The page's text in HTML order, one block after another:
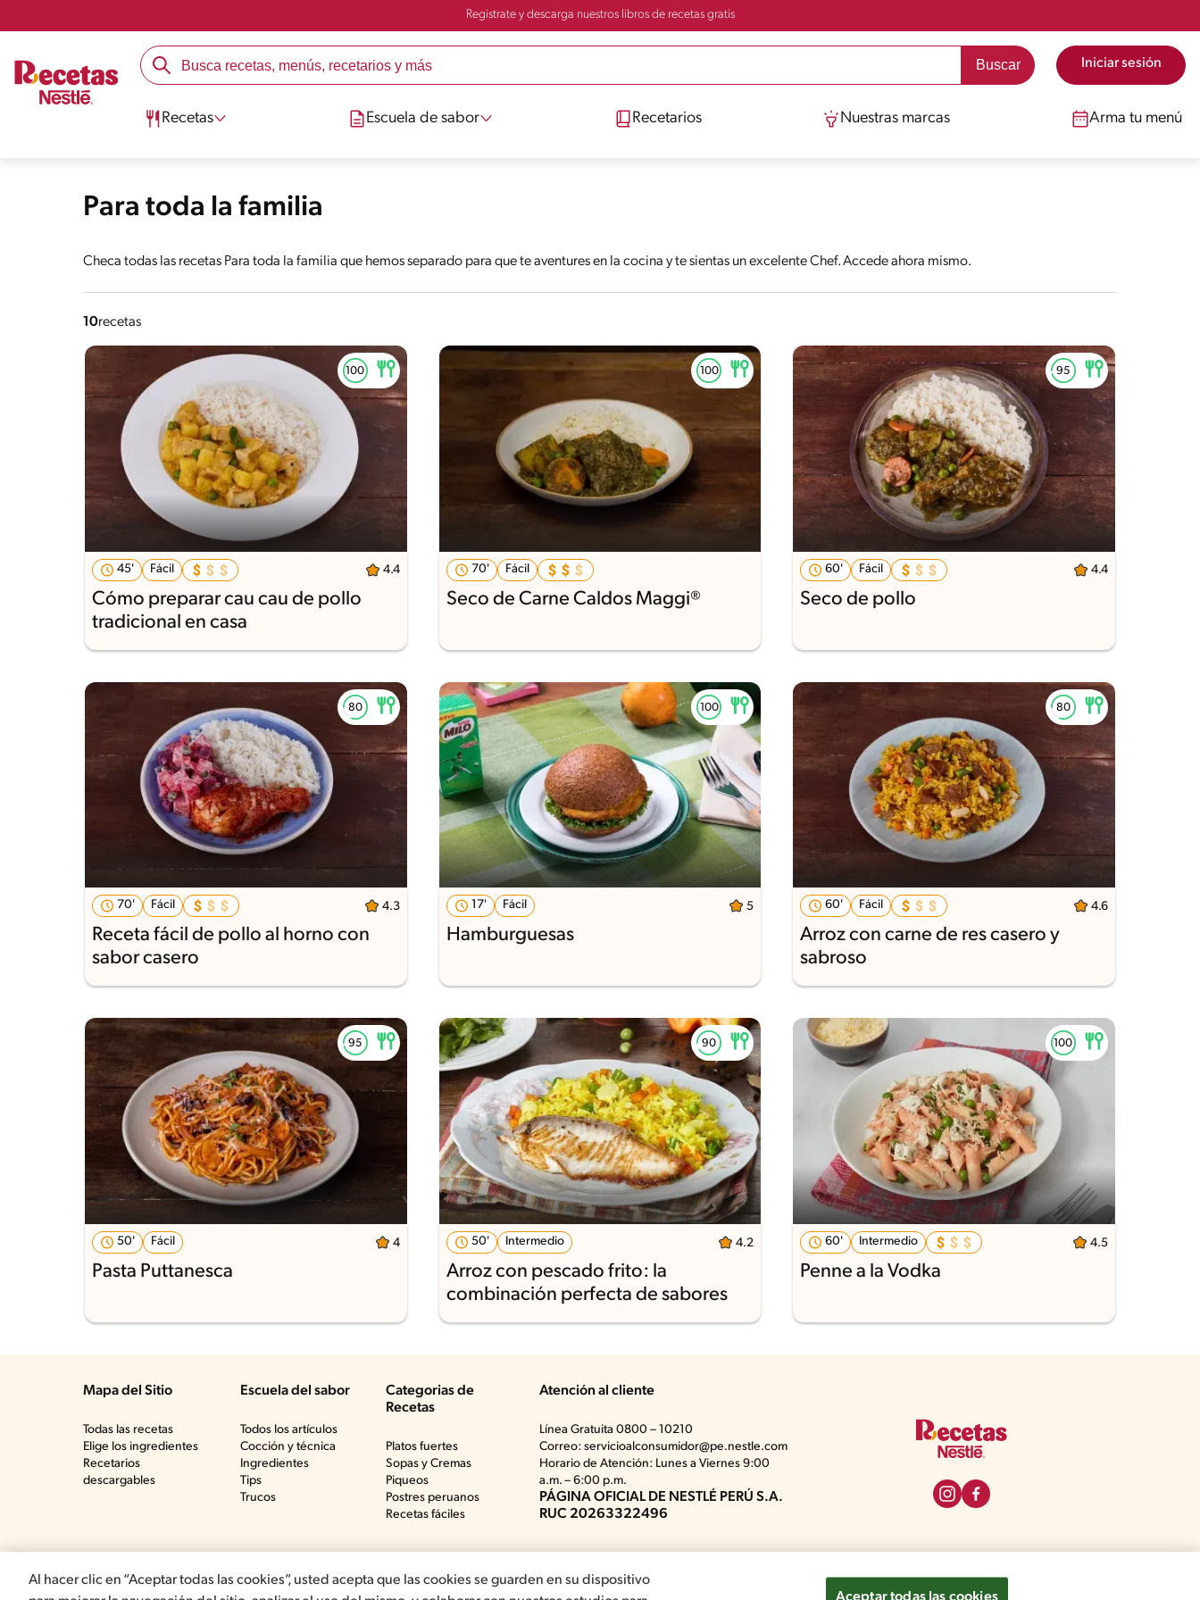
Registrate y descarga nuestros libros de recetas gratis
Iniciar sesión
Recetas Escuela de sabor Recetarios Nuestras marcas Arma tu menú
Para toda la familia
Checa todas las recetas Para toda la familia que hemos separado para que te aventures en la cocina y te sientas un excelente Chef. Accede ahora mismo.
10recetas
45' Fácil 4.4
Cómo preparar cau cau de pollo
tradicional en casa
70' Fácil
Seco de Carne Caldos Maggi®
60' Fácil 4.4
Seco de pollo
70' Fácil 4.3
Receta fácil de pollo al horno con
sabor casero
17' Fácil 5
Hamburguesas
60' Fácil 4.6
Arroz con carne de res casero y
sabroso
50' Fácil 4
Pasta Puttanesca
50' Intermedio 4.2
Arroz con pescado frito: la
combinación perfecta de sabores
60' Intermedio 4.5
Penne a la Vodka
Mapa del Sitio
Todas las recetas
Elige los ingredientes
Recetarios
descargables
Escuela del sabor
Todos los artículos
Cocción y técnica
Ingredientes
Tips
Trucos
Categorias de
Recetas
Platos fuertes
Sopas y Cremas
Piqueos
Postres peruanos
Recetas fáciles
Atención al cliente
Línea Gratuita 0800 – 10210
Correo: servicioalconsumidor@pe.nestle.com
Horario de Atención: Lunes a Viernes 9:00
a.m. – 6:00 p.m.
PÁGINA OFICIAL DE NESTLÉ PERÚ S.A.
RUC 20263322496
©2019, Nestlé. Marcas registradas por Société del Produits
Términos y Condiciones de Promociones Aviso de privacidad
Términos y Condiciones de Web
Al hacer clic en “Aceptar todas las cookies”, usted acepta que las cookies se guarden en su dispositivo
Aceptar todas las cookies